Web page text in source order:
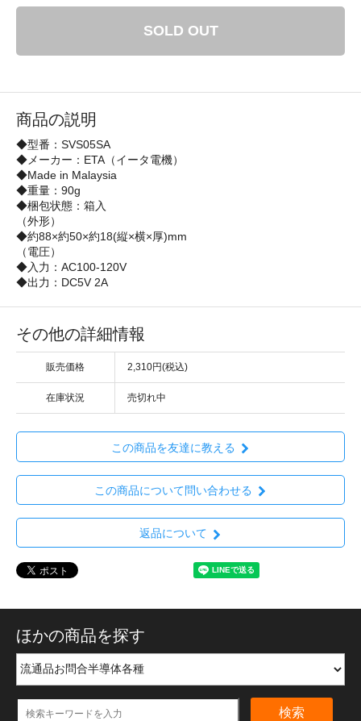
SOLD OUT
商品の説明
◆型番：SVS05SA
◆メーカー：ETA（イータ電機）
◆Made in Malaysia
◆重量：90g
◆梱包状態：箱入
（外形）
◆約88×約50×約18(縦×横×厚)mm
（電圧）
◆入力：AC100-120V
◆出力：DC5V 2A
その他の詳細情報
販売価格 2,310円(税込)
在庫状況 売切れ中
この商品を友達に教える
この商品について問い合わせる
返品について
ほかの商品を探す
検索